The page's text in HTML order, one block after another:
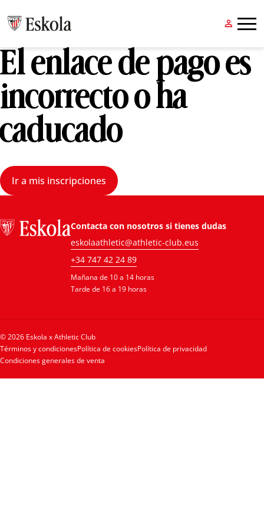
 
El enlace de pago es
incorrecto o ha
caducado
Ir a mis inscripciones
Contacta con nosotros si tienes dudas
eskolaathletic@athletic-club.eus
+34 747 42 24 89
Mañana de 10 a 14 horas
Tarde de 16 a 19 horas
© 2026 Eskola x Athletic Club
Términos y condicionesPolítica de cookiesPolítica de privacidad
Condiciones generales de venta